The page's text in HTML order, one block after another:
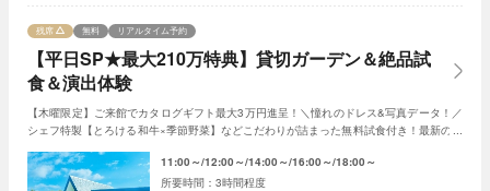
【平日SP★最大210万特典】貸切ガーデン＆絶品試
食＆演出体験
残席 無料 リアルタイム予約
【木曜限定】ご来館でカタログギフト最大3万円進呈！＼憧れのドレス&写真データ！／
シェフ特製【とろける和牛×季節野菜】などこだわりが詰まった無料試食付き！最新のマ
11:00～ 12:00～ 14:00～ 16:00～ 18:00～
3時間程度